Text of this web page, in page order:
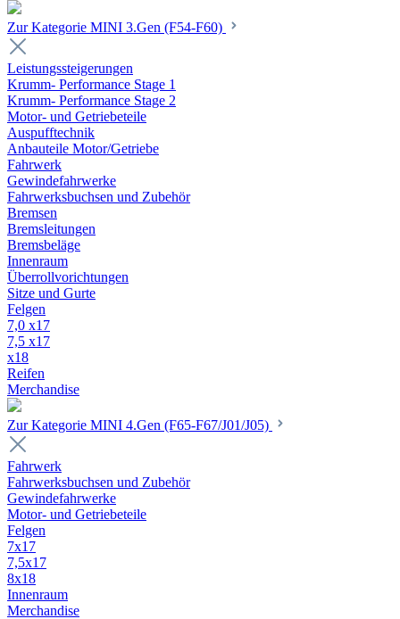
Zur Kategorie MINI 3.Gen (F54-F60)
Leistungssteigerungen
Krumm- Performance Stage 1
Krumm- Performance Stage 2
Motor- und Getriebeteile
Auspufftechnik
Anbauteile Motor/Getriebe
Fahrwerk
Gewindefahrwerke
Fahrwerksbuchsen und Zubehör
Bremsen
Bremsleitungen
Bremsbeläge
Innenraum
Überrollvorichtungen
Sitze und Gurte
Felgen
7,0 x17
7,5 x17
x18
Reifen
Merchandise
Zur Kategorie MINI 4.Gen (F65-F67/J01/J05)
Fahrwerk
Fahrwerksbuchsen und Zubehör
Gewindefahrwerke
Motor- und Getriebeteile
Felgen
7x17
7,5x17
8x18
Innenraum
Merchandise